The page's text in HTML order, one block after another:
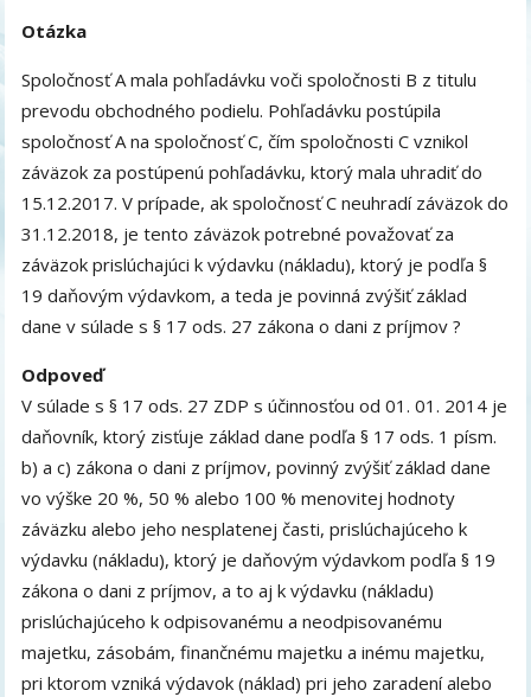
Otázka
Spoločnosť A mala pohľadávku voči spoločnosti B z titulu
prevodu obchodného podielu. Pohľadávku postúpila
spoločnosť A na spoločnosť C, čím spoločnosti C vznikol
záväzok za postúpenú pohľadávku, ktorý mala uhradiť do
15.12.2017. V prípade, ak spoločnosť C neuhradí záväzok do
31.12.2018, je tento záväzok potrebné považovať za
záväzok prislúchajúci k výdavku (nákladu), ktorý je podľa §
19 daňovým výdavkom, a teda je povinná zvýšiť základ
dane v súlade s § 17 ods. 27 zákona o dani z príjmov ?
Odpoveď
V súlade s § 17 ods. 27 ZDP s účinnosťou od 01. 01. 2014 je
daňovník, ktorý zisťuje základ dane podľa § 17 ods. 1 písm.
b) a c) zákona o dani z príjmov, povinný zvýšiť základ dane
vo výške 20 %, 50 % alebo 100 % menovitej hodnoty
záväzku alebo jeho nesplatenej časti, prislúchajúceho k
výdavku (nákladu), ktorý je daňovým výdavkom podľa § 19
zákona o dani z príjmov, a to aj k výdavku (nákladu)
prislúchajúceho k odpisovanému a neodpisovanému
majetku, zásobám, finančnému majetku a inému majetku,
pri ktorom vzniká výdavok (náklad) pri jeho zaradení alebo